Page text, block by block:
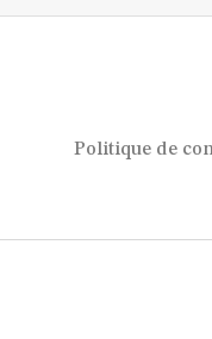
Politique de